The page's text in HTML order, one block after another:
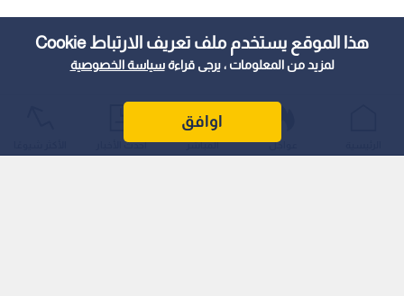
هذا الموقع يستخدم ملف تعريف الارتباط Cookie
لمزيد من المعلومات ، يرجى قراءةسياسة الخصوصية
اوافق
عواجل المباشر أحدث الأخبار